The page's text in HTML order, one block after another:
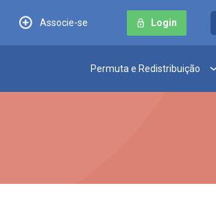
Associe-se Login
Permuta e Redistribuição